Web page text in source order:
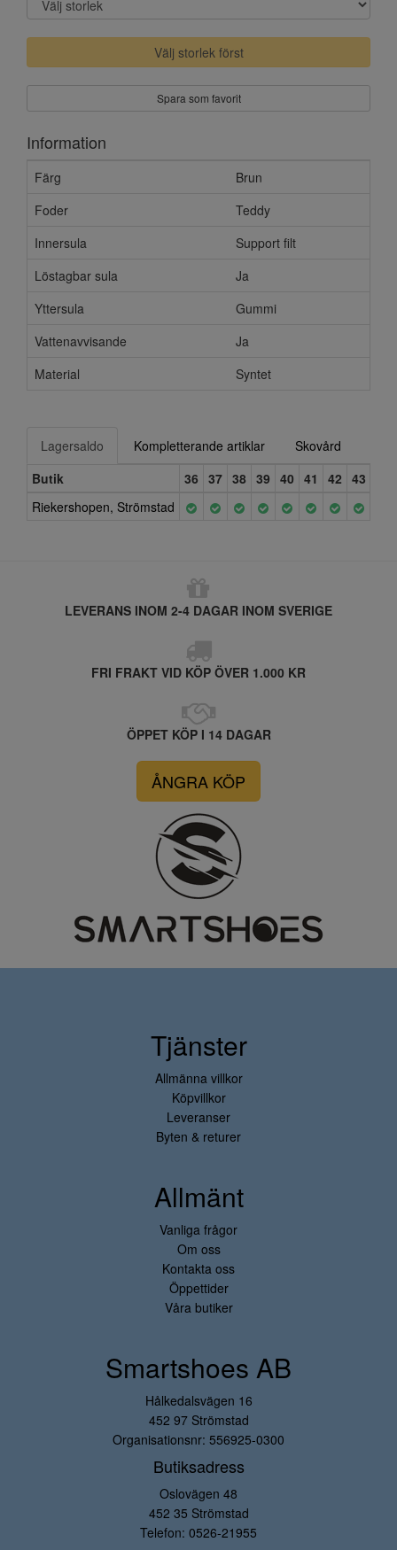
Välj storlek först
Spara som favorit
Information
Färg
Brun
Foder
Teddy
Innersula
Support filt
Löstagbar sula
Ja
Yttersula
Gummi
Vattenavvisande
Ja
Material
Syntet
Lagersaldo Kompletterande artiklar
Skovård
Butik
36 37 38 39 40 41 42 43
Riekershopen, Strömstad
LEVERANS INOM 2-4 DAGAR INOM SVERIGE
FRI FRAKT VID KÖP ÖVER 1.000 KR
ÖPPET KÖP I 14 DAGAR
ÅNGRA KÖP
Tjänster
Allmänna villkor
Köpvillkor
Leveranser
Byten & returer
Allmänt
Vanliga frågor
Om oss
Kontakta oss
Öppettider
Våra butiker
Smartshoes AB
Hålkedalsvägen 16
452 97 Strömstad
Organisationsnr: 556925-0300
Butiksadress
Oslovägen 48
452 35 Strömstad
Telefon: 0526-21955